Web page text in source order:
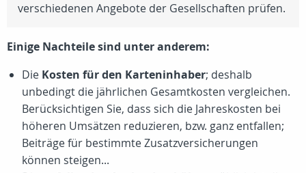
verschiedenen Angebote der Gesellschaften prüfen.
Einige Nachteile sind unter anderem:
Die Kosten für den Karteninhaber; deshalb
unbedingt die jährlichen Gesamtkosten vergleichen.
Berücksichtigen Sie, dass sich die Jahreskosten bei
höheren Umsätzen reduzieren, bzw. ganz entfallen;
Beiträge für bestimmte Zusatzversicherungen
können steigen...